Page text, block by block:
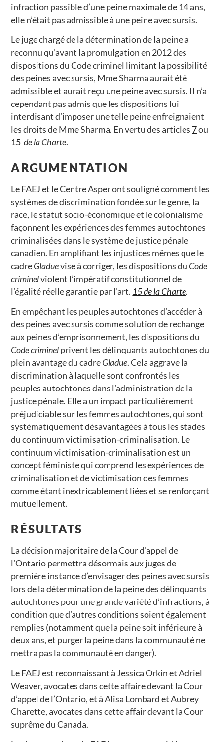
infraction passible d’une peine maximale de 14 ans,
elle n’était pas admissible à une peine avec sursis.
Le juge chargé de la détermination de la peine a
reconnu qu’avant la promulgation en 2012 des
dispositions du Code criminel limitant la possibilité
des peines avec sursis, Mme Sharma aurait été
admissible et aurait reçu une peine avec sursis. Il n’a
cependant pas admis que les dispositions lui
interdisant d’imposer une telle peine enfreignaient
les droits de Mme Sharma. En vertu des articles 7ou
15 de la Charte.
ARGUMENTATION
Le FAEJ et le Centre Asper ont souligné comment les
systèmes de discrimination fondée sur le genre, la
race, le statut socio-économique et le colonialisme
façonnent les expériences des femmes autochtones
criminalisées dans le système de justice pénale
canadien. En amplifiant les injustices mêmes que le
cadreGladuevise à corriger, les dispositions du Code
criminelviolent l’impératif constitutionnel de
l’égalité réelle garantie par l’art. 15 de la Charte.
En empêchant les peuples autochtones d’accéder à
des peines avec sursis comme solution de rechange
aux peines d’emprisonnement, les dispositions du
Code criminelprivent les délinquants autochtones du
plein avantage du cadreGladue. Cela aggrave la
discrimination à laquelle sont confrontés les
peuples autochtones dans l’administration de la
justice pénale. Elle a un impact particulièrement
préjudiciable sur les femmes autochtones, qui sont
systématiquement désavantagées à tous les stades
du continuum victimisation-criminalisation. Le
continuum victimisation-criminalisation est un
concept féministe qui comprend les expériences de
criminalisation et de victimisation des femmes
comme étant inextricablement liées et se renforçant
mutuellement.
RÉSULTATS
La décision majoritaire de la Cour d’appel de
l’Ontario permettra désormais aux juges de
première instance d’envisager des peines avec sursis
lors de la détermination de la peine des délinquants
autochtones pour une grande variété d’infractions, à
condition que d’autres conditions soient également
remplies (notamment que la peine soit inférieure à
deux ans, et purger la peine dans la communauté ne
mettra pas la communauté en danger).
Le FAEJ est reconnaissant à Jessica Orkin et Adriel
Weaver, avocates dans cette affaire devant la Cour
d’appel de l’Ontario, et à Alisa Lombard et Aubrey
Charette, avocates dans cette affair devant la Cour
suprême du Canada.